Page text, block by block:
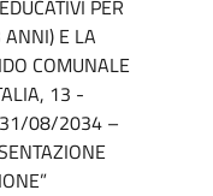
PER
E LA
COMUNALE
13 -
08/2034 –